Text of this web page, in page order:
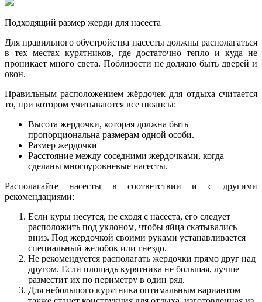
Подходящий размер жерди для насеста
Для правильного обустройства насесты должны располагаться
в тех местах курятников, где достаточно тепло и куда не
проникает много света. Поблизости не должно быть дверей и
окон.
Правильным расположением жёрдочек для отдыха считается
то, при котором учитываются все нюансы:
Высота жердочки, которая должна быть
пропорциональна размерам одной особи.
Размер жердочки
Расстояние между соседними жердочками, когда
сделаны многоуровневые насесты.
Располагайте насесты в соответствии и с другими
рекомендациями:
Если куры несутся, не сходя с насеста, его следует
расположить под уклоном, чтобы яйца скатывались
вниз. Под жердочкой своими руками устанавливается
специальный желобок или гнездо.
Не рекомендуется располагать жердочки прямо друг над
другом. Если площадь курятника не большая, лучше
разместит их по периметру в один ряд.
Для небольшого курятника оптимальным вариантом